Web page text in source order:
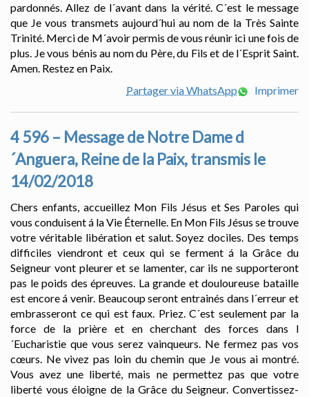
pardonnés. Allez de l´avant dans la vérité. C´est le message
que Je vous transmets aujourd´hui au nom de la Très Sainte
Trinité. Merci de M´avoir permis de vous réunir ici une fois de
plus. Je vous bénis au nom du Père, du Fils et de l´Esprit Saint.
Amen. Restez en Paix.
Partager via WhatsApp
Imprimer
4 596 – Message de Notre Dame d
´Anguera, Reine de la Paix, transmis le
14/02/2018
Chers enfants, accueillez Mon Fils Jésus et Ses Paroles qui
vous conduisent á la Vie Éternelle. En Mon Fils Jésus se trouve
votre véritable libération et salut. Soyez dociles. Des temps
difficiles viendront et ceux qui se ferment á la Grâce du
Seigneur vont pleurer et se lamenter, car ils ne supporteront
pas le poids des épreuves. La grande et douloureuse bataille
est encore á venir. Beaucoup seront entrainés dans l´erreur et
embrasseront ce qui est faux. Priez. C´est seulement par la
force de la prière et en cherchant des forces dans l
´Eucharistie que vous serez vainqueurs. Ne fermez pas vos
cœurs. Ne vivez pas loin du chemin que Je vous ai montré.
Vous avez une liberté, mais ne permettez pas que votre
liberté vous éloigne de la Grâce du Seigneur. Convertissez-